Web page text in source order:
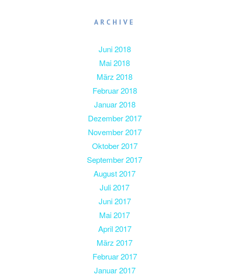
ARCHIVE
Juni 2018
Mai 2018
März 2018
Februar 2018
Januar 2018
Dezember 2017
November 2017
Oktober 2017
September 2017
August 2017
Juli 2017
Juni 2017
Mai 2017
April 2017
März 2017
Februar 2017
Januar 2017